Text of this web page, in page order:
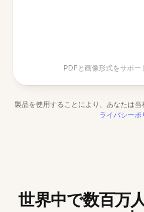
PDFと画像形式をサポー
製品を使用することにより、あなたは当
ライバシーポ
世界中で数百万